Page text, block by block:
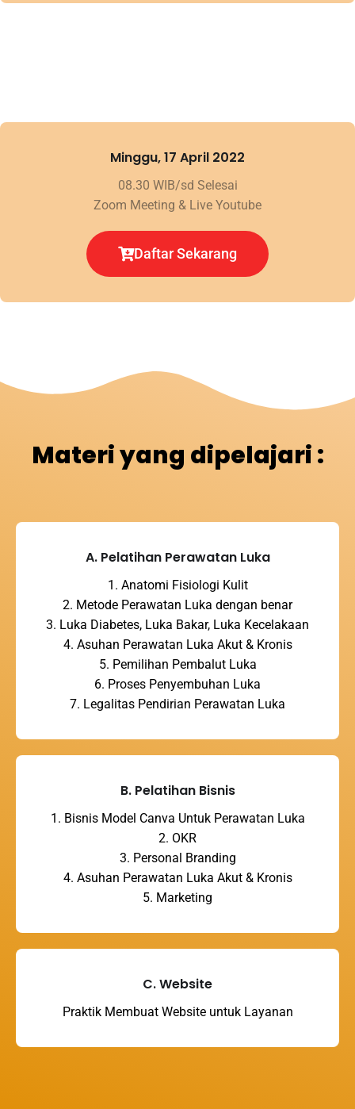
Minggu, 17 April 2022
08.30 WIB/sd Selesai
Zoom Meeting & Live Youtube
Daftar Sekarang
Materi yang dipelajari :
A. Pelatihan Perawatan Luka
1. Anatomi Fisiologi Kulit
2. Metode Perawatan Luka dengan benar
3. Luka Diabetes, Luka Bakar, Luka Kecelakaan
4. Asuhan Perawatan Luka Akut & Kronis
5. Pemilihan Pembalut Luka
6. Proses Penyembuhan Luka
7. Legalitas Pendirian Perawatan Luka
B. Pelatihan Bisnis
1. Bisnis Model Canva Untuk Perawatan Luka
2. OKR
3. Personal Branding
4. Asuhan Perawatan Luka Akut & Kronis
5. Marketing
C. Website
Praktik Membuat Website untuk Layanan